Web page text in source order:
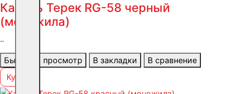
Кабель Терек RG-58 черный
(моножила)
..
Быстрый просмотр В закладки
В сравнение
Купить